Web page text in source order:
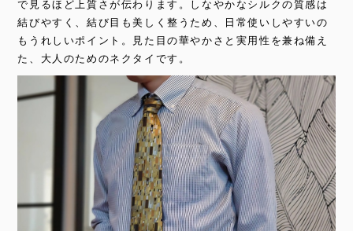
で見るほど上質さが伝わります。しなやかなシルクの質感は
結びやすく、結び目も美しく整うため、日常使いしやすいの
もうれしいポイント。見た目の華やかさと実用性を兼ね備え
た、大人のためのネクタイです。